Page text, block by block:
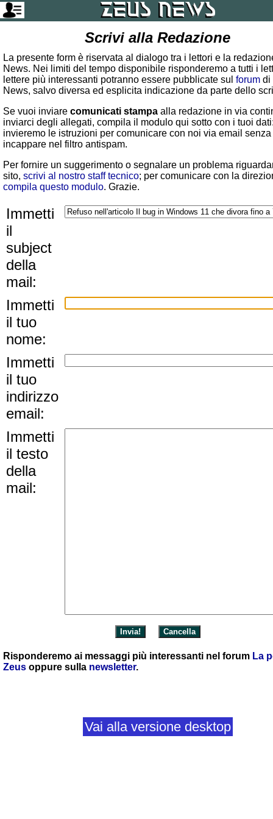
Scrivi alla Redazione
La presente form è riservata al dialogo tra i lettori e la
News. Nei limiti del tempo disponibile risponderemo a tutti i
lettere più interessanti potranno essere pubblicate sul forum di
News, salvo diversa ed esplicita indicazione da parte dello
Se vuoi inviare comunicati stampa alla redazione in via
inviarci degli allegati, compila il modulo qui sotto con i tuoi
invieremo le istruzioni per comunicare con noi via email senza
incappare nel filtro antispam.
Per fornire un suggerimento o segnalare un problema
sito, scrivi al nostro staff tecnico; per comunicare con la
compila questo modulo. Grazie.
Immetti
il
subject
della
mail:
Immetti
il tuo
nome:
Immetti
il tuo
indirizzo
email:
Immetti
il testo
della
mail:
Risponderemo ai messaggi più interessanti nel forum La
Zeus oppure sulla newsletter.
Vai alla versione desktop